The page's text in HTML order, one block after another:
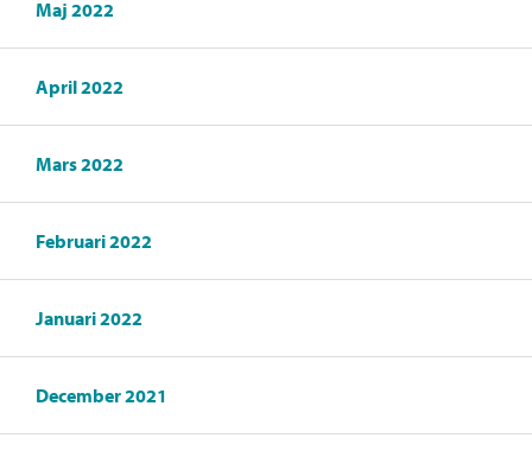
Maj 2022
April 2022
Mars 2022
Februari 2022
Januari 2022
December 2021